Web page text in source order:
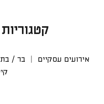
אירועים עסקיים בר / בת